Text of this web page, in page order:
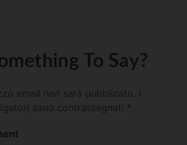
To Say?
email non sarà pubblicato.
sono contrassegnati *